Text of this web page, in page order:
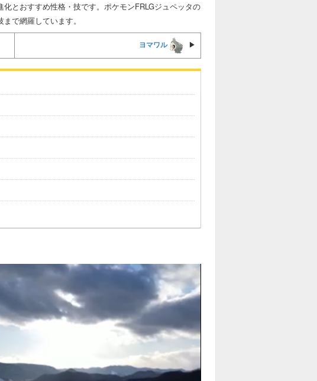
とおすすめ性格・技です。ポケモンFRLGジュペッタの
で網羅しています。
ヨマワル ▶︎